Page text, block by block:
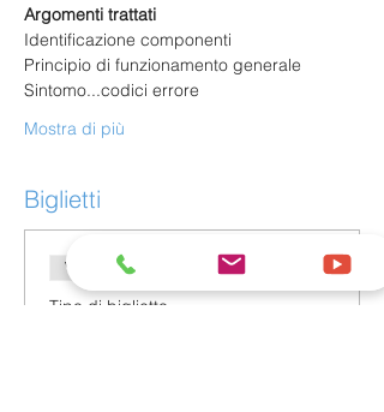
Argomenti trattati
Identificazione componenti
Principio di funzionamento generale
Sintomo...codici errore
Mostra di più
Biglietti
Vendita terminata
Tipo di biglietto